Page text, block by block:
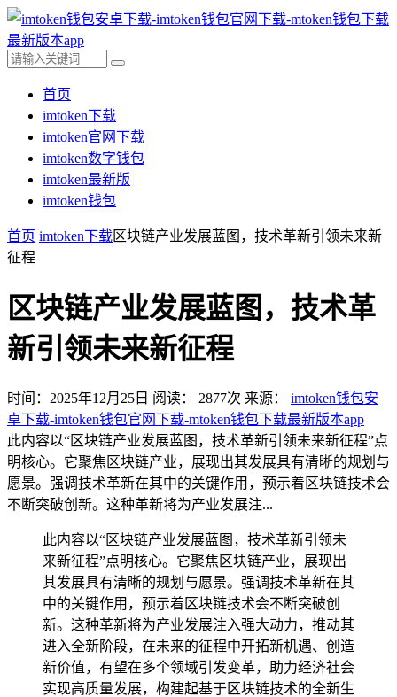
首页
imtoken下载
imtoken官网下载
imtoken数字钱包
imtoken最新版
imtoken钱包
首页 imtoken下载区块链产业发展蓝图，技术革新引领未来新
征程
区块链产业发展蓝图，技术革
新引领未来新征程
时间：2025年12月25日 阅读： 2877次 来源： imtoken钱包安
卓下载-imtoken钱包官网下载-mtoken钱包下载最新版本app
此内容以“区块链产业发展蓝图，技术革新引领未来新征程”点
明核心。它聚焦区块链产业，展现出其发展具有清晰的规划与
愿景。强调技术革新在其中的关键作用，预示着区块链技术会
不断突破创新。这种革新将为产业发展注...
此内容以“区块链产业发展蓝图，技术革新引领未
来新征程”点明核心。它聚焦区块链产业，展现出
其发展具有清晰的规划与愿景。强调技术革新在其
中的关键作用，预示着区块链技术会不断突破创
新。这种革新将为产业发展注入强大动力，推动其
进入全新阶段，在未来的征程中开拓新机遇、创造
新价值，有望在多个领域引发变革，助力经济社会
实现高质量发展，构建起基于区块链技术的全新生